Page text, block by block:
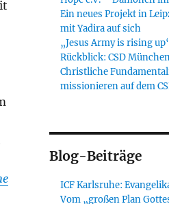
Ein neues Projekt in
mit Yadira auf sich
„Jesus Army is rising
Rückblick: CSD
Christliche
missionieren auf dem
Blog-Beiträge
ICF Karlsruhe:
Vom „großen Plan